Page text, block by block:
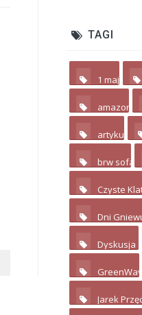
TAGI
1 maj 2
amazon
artykuł 7
brw sofa
Czyste
Dni
Dyskusja
GreenWay
Jarek